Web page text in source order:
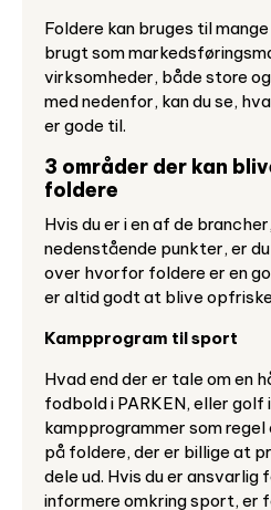
Foldere kan bruges til
brugt som
virksomheder, både store
med nedenfor, kan du se,
er gode til.
3 områder der kan
foldere
Hvis du er i en af de
nedenstående punkter, er
over hvorfor foldere er en
er altid godt at blive
Kampprogram til sport
Hvad end der er tale om en
fodbold i PARKEN, eller golf
kampprogrammer som
på foldere, der er billige at
dele ud. Hvis du er
informere omkring sport, er